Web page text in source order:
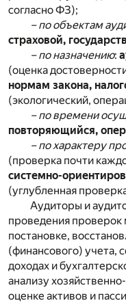
согласно ФЗ);
– по объектам
страховой,
– по назначению:
(оценка
нормам закона,
(экологический,
– по времени
повторяющийся,
– по характеру
(проверка почти
системно-
(углубленная
Аудиторы и
проведения проверок
постановке,
(финансового) учета,
доходах и
анализу
оценке активов и